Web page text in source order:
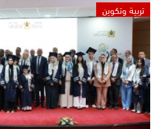
تربية وتكوين